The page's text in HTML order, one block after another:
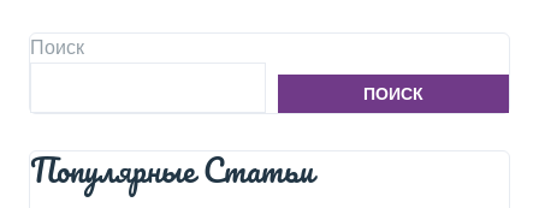
Поиск
ПОИСК
Популярные Статьи